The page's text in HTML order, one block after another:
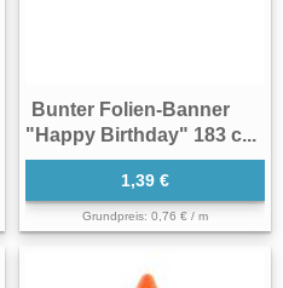
Bunter Folien-Banner
"Happy Birthday" 183 c...
1,39 €
Grundpreis: 0,76 € / m